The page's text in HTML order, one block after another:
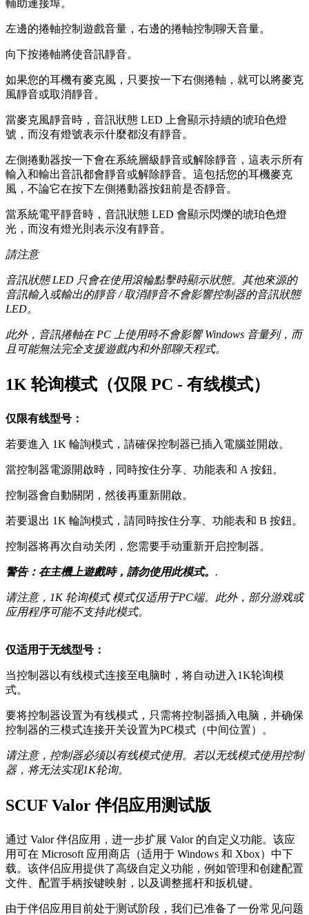
輔助連接埠。
左邊的捲軸控制遊戲音量，右邊的捲軸控制聊天音量。
向下按捲軸將使音訊靜音。
如果您的耳機有麥克風，只要按一下右側捲軸，就可以將麥克
風靜音或取消靜音。
當麥克風靜音時，音訊狀態 LED 上會顯示持續的琥珀色燈
號，而沒有燈號表示什麼都沒有靜音。
左側捲動器按一下會在系統層級靜音或解除靜音，這表示所有
輸入和輸出音訊都會靜音或解除靜音。這包括您的耳機麥克
風，不論它在按下左側捲動器按鈕前是否靜音。
當系統電平靜音時，音訊狀態 LED 會顯示閃爍的琥珀色燈
光，而沒有燈光則表示沒有靜音。
請注意
音訊狀態 LED 只會在使用滾輪點擊時顯示狀態。其他來源的
音訊輸入或輸出的靜音 / 取消靜音不會影響控制器的音訊狀態
LED。
此外，音訊捲軸在 PC 上使用時不會影響 Windows 音量列，而
且可能無法完全支援遊戲內和外部聊天程式。
1K 轮询模式（仅限 PC - 有线模式）
仅限有线型号：
若要進入 1K 輪詢模式，請確保控制器已插入電腦並開啟。
當控制器電源開啟時，同時按住分享、功能表和 A 按鈕。
控制器會自動關閉，然後再重新開啟。
若要退出 1K 輪詢模式，請同時按住分享、功能表和 B 按鈕。
控制器将再次自动关闭，您需要手动重新开启控制器。
警告：在主機上遊戲時，請勿使用此模式。 .
请注意，1K 轮询模式 模式仅适用于PC端。此外，部分游戏或
应用程序可能不支持此模式。
仅适用于无线型号：
当控制器以有线模式连接至电脑时，将自动进入1K轮询模
式。
要将控制器设置为有线模式，只需将控制器插入电脑，并确保
控制器的三模式连接开关设置为PC模式（中间位置）。
请注意，控制器必须以有线模式使用。若以无线模式使用控制
器，将无法实现1K轮询。
SCUF Valor 伴侣应用测试版
通过 Valor 伴侣应用，进一步扩展 Valor 的自定义功能。该应
用可在 Microsoft 应用商店（适用于 Windows 和 Xbox）中下
载。该伴侣应用提供了高级自定义功能，例如管理和创建配置
文件、配置手柄按键映射，以及调整摇杆和扳机键。
由于伴侣应用目前处于测试阶段，我们已准备了一份常见问题